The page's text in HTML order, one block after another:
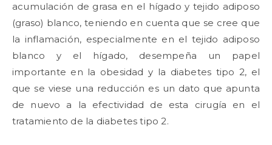
acumulación de grasa en el hígado y tejido adiposo
(graso) blanco, teniendo en cuenta que se cree que
la inflamación, especialmente en el tejido adiposo
blanco y el hígado, desempeña un papel
importante en la obesidad y la diabetes tipo 2, el
que se viese una reducción es un dato que apunta
de nuevo a la efectividad de esta cirugía en el
tratamiento de la diabetes tipo 2.